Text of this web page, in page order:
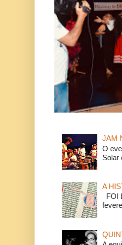
JAM
O
Solar
A
FOI